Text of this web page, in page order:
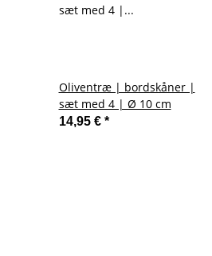
Oliventræ | bordskåner |
sæt med 4 | Ø 10 cm
14,95 € *